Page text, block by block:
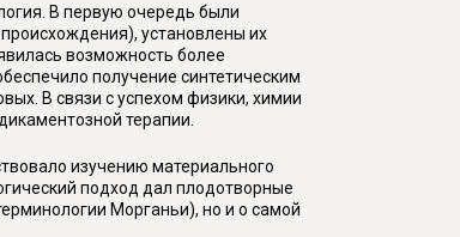
В первую очередь были
установлены их
возможность более
получение синтетическим
В связи с успехом физики, химии
терапии.
изучению материального
подход дал плодотворные
Морганьи), но и о самой